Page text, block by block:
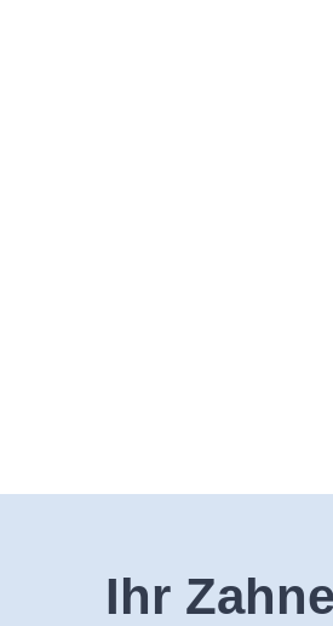
Ihr